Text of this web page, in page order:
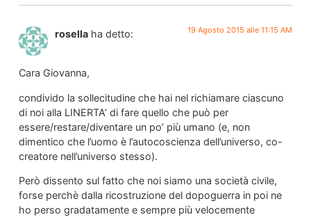
rosella ha detto: 19 Agosto 2015 alle 11:15 AM
Cara Giovanna,
condivido la sollecitudine che hai nel richiamare ciascuno
di noi alla LINERTA’ di fare quello che può per
essere/restare/diventare un po’ più umano (e, non
dimentico che l’uomo è l’autocoscienza dell’universo, co-
creatore nell’universo stesso).
Però dissento sul fatto che noi siamo una società civile,
forse perchè dalla ricostruzione del dopoguerra in poi ne
ho perso gradatamente e sempre più velocemente